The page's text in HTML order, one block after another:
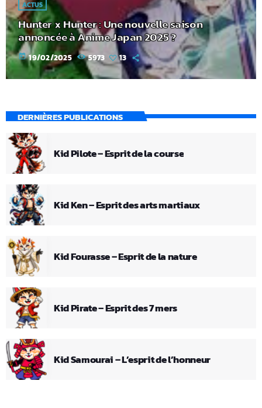
ACTUS
Hunter x Hunter : Une nouvelle saison
annoncée à Anime Japan 2025 ?
today 19/02/2025 5973 13
DERNIÈRES PUBLICATIONS
Kid Pilote – Esprit de la course
Kid Ken – Esprit des arts martiaux
Kid Fourasse – Esprit de la nature
Kid Pirate – Esprit des 7 mers
Kid Samourai – L’esprit de l’honneur